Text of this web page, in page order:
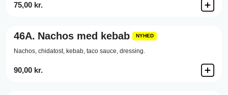
75,00 kr.
46A. Nachos med kebab NYHED
Nachos, chidatost, kebab, taco sauce, dressing.
90,00 kr.